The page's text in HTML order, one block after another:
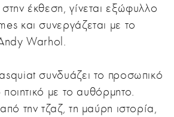
έκθεση, γίνεται εξώφυλλο
και συνεργάζεται με το
Warhol.
συνδυάζει το προσωπικό
ποιητικό με το αυθόρμητο.
την τζαζ, τη μαύρη ιστορία,